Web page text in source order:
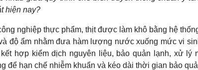
hiện nay?
nghiệp thực phẩm, thịt được làm khô bằng hệ
độ ẩm nhằm đưa hàm lượng nước xuống mức vi
hợp kiểm dịch nguyên liệu, bảo quản lạnh, xử lý
để hạn chế nhiễm khuẩn và kéo dài thời gian bảo